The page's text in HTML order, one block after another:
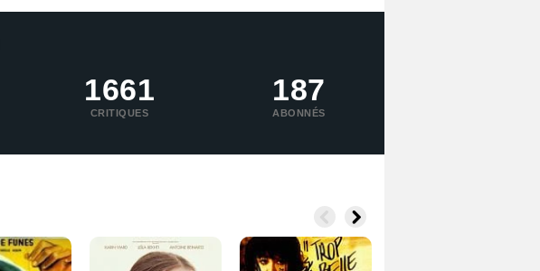
1661
CRITIQUES
187
ABONNÉS